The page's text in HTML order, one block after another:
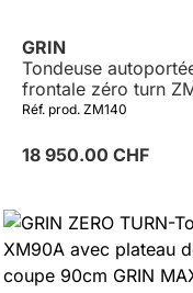
GRIN
Tondeuse
frontale zéro turn
avec plateau de
8290 CXi
Réf. prod. ZM140
18 950.00 CHF